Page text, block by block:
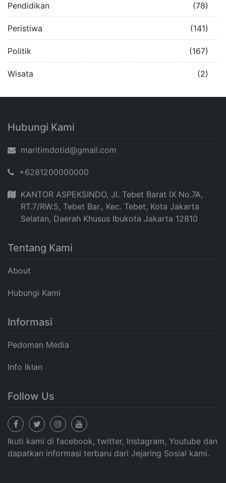
Pendidikan (78)
Peristiwa (141)
Politik (167)
Wisata (2)
Hubungi Kami
maritimdotid@gmail.com
+6281200000000
KANTOR ASPEKSINDO, Jl. Tebet Barat IX No.7A,
RT.7/RW.5, Tebet Bar., Kec. Tebet, Kota Jakarta
Selatan, Daerah Khusus Ibukota Jakarta 12810
Tentang Kami
About
Hubungi Kami
Informasi
Pedoman Media
Info Iklan
Follow Us
Ikuti kami di facebook, twitter, Instagram, Youtube dan
dapatkan informasi terbaru dari Jejaring Sosial kami.